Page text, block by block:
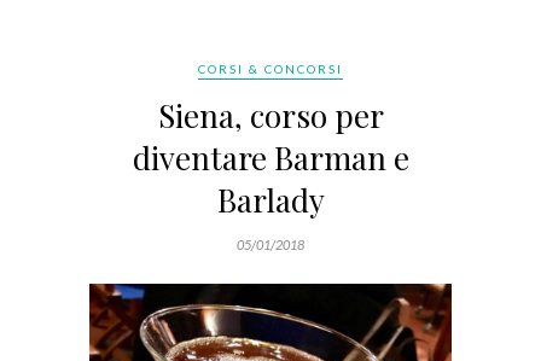
CORSI & CONCORSI
Siena, corso per
diventare Barman e
Barlady
05/01/2018